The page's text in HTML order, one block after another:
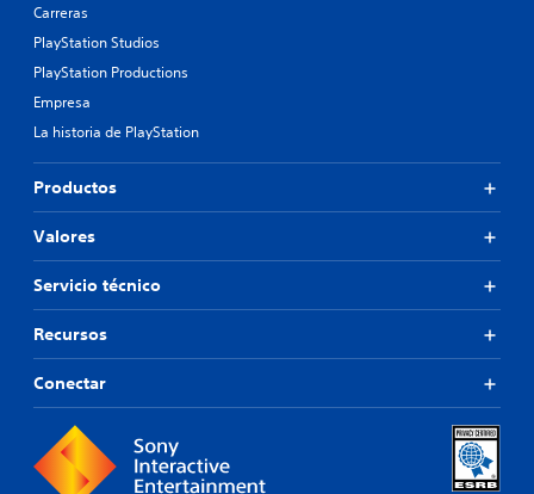
Carreras
PlayStation Studios
PlayStation Productions
Empresa
La historia de PlayStation
Productos
Valores
Servicio técnico
Recursos
Conectar